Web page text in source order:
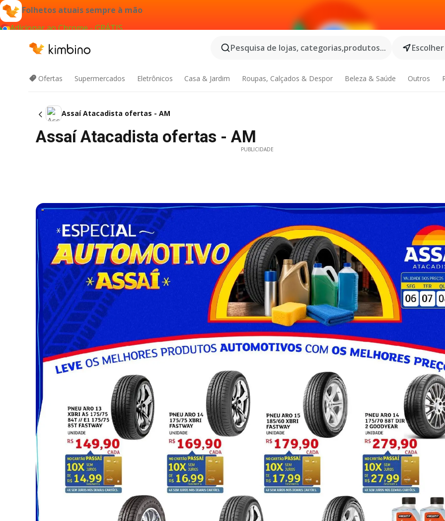
Folhetos atuais sempre à mão
Adicionar ao Chrome - GRÁTIS
Pesquisa de lojas, categorias,produtos...
Ofertas Supermercados Eletrônicos Casa & Jardim Roupas, Calçados & Despor Beleza & Saúde Outros
Assaí Atacadista ofertas - AM
Assaí Atacadista ofertas - AM
PUBLICIDADE